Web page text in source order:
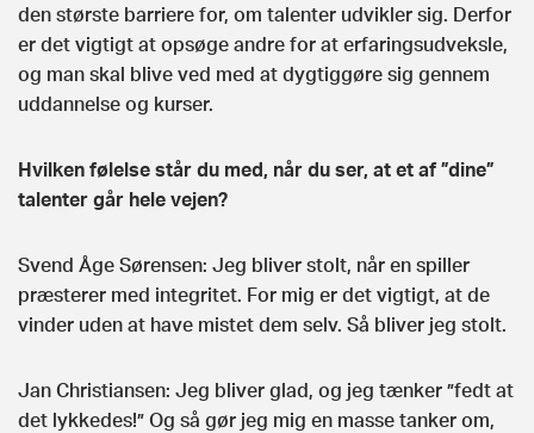
den største barriere for, om talenter udvikler sig. Derfor
er det vigtigt at opsøge andre for at erfaringsudveksle,
og man skal blive ved med at dygtiggøre sig gennem
uddannelse og kurser.
Hvilken følelse står du med, når du ser, at et af ”dine”
talenter går hele vejen?
Svend Åge Sørensen: Jeg bliver stolt, når en spiller
præsterer med integritet. For mig er det vigtigt, at de
vinder uden at have mistet dem selv. Så bliver jeg stolt.
Jan Christiansen: Jeg bliver glad, og jeg tænker ”fedt at
det lykkedes!” Og så gør jeg mig en masse tanker om,